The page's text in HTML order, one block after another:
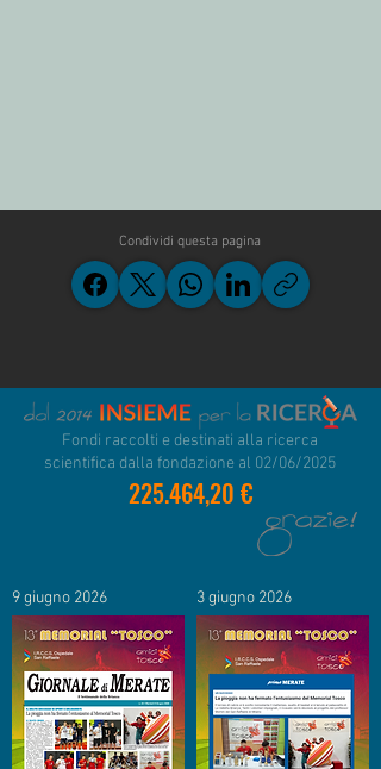
Condividi questa pagina
Fondi raccolti e destinati alla ricerca
scientifica dalla fondazione al 02/06/2025
225.464,20 €
9 giugno 2026 3 giugno 2026